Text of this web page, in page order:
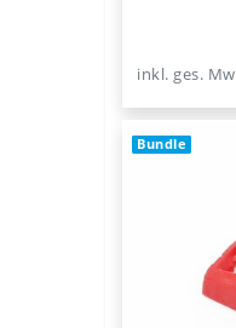
inkl. ges.
Bundle